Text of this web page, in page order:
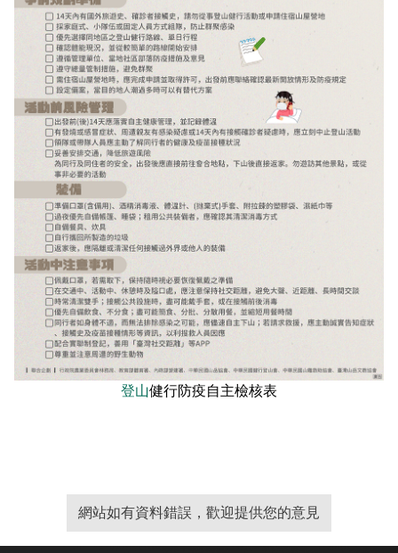
登山健行防疫自主檢核表
網站如有資料錯誤，歡迎提供您的意見